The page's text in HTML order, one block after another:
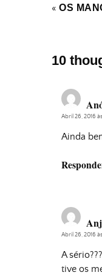
«OS
10
Abril 26, 2016
Ainda
Abril 26, 2016
A
tive os